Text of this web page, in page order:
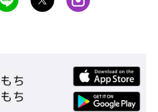
・ねこのきもち」で投稿されたもの